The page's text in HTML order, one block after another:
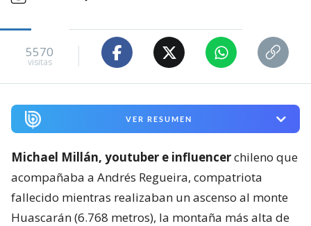
5570
visitas
VER RESUMEN
Michael Millán, youtuber e influencerchileno que
acompañaba a Andrés Regueira, compatriota
fallecido mientras realizaban un ascenso al monte
Huascarán (6.768 metros), la montaña más alta de